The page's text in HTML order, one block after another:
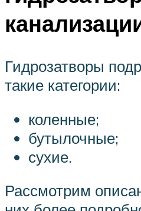
Гидрозатворы
такие категории:
коленные;
бутылочные;
сухие.
Рассмотрим